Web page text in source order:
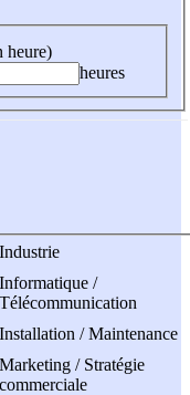
heure)
heures
Industrie
Informatique /
Télécommunication
Installation / Maintenance
Marketing / Stratégie
commerciale